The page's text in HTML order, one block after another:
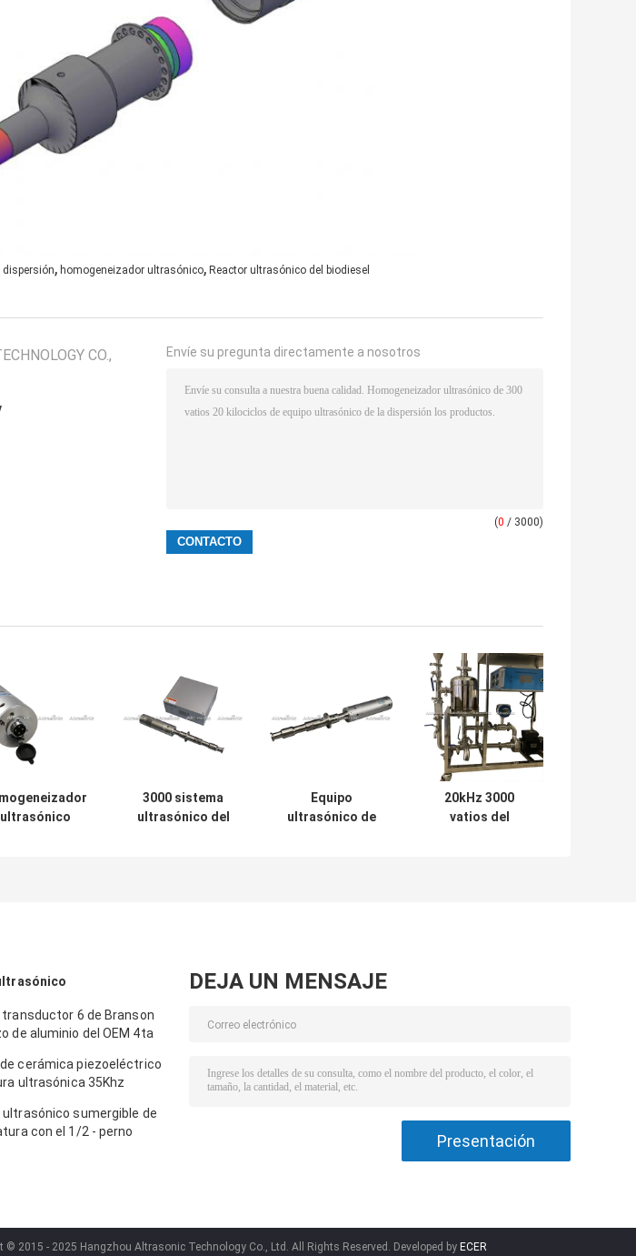
, homogeneizador ultrasónico, Reactor ultrasónico del biodiesel
CO.,
Envíe su pregunta directamente a nosotros
(0 / 3000)
ultrasónico
3000 sistema
ultrasónico del
Equipo
ultrasónico de
20kHz 3000
vatios del
6 de Branson
de aluminio del OEM 4ta
cerámica piezoeléctrico
ultrasónica 35Khz
sumergible de
con el 1/2 - perno
DEJA UN MENSAJE
© 2015 - 2025 Hangzhou Altrasonic Technology Co., Ltd. All Rights Reserved. Developed by ECER